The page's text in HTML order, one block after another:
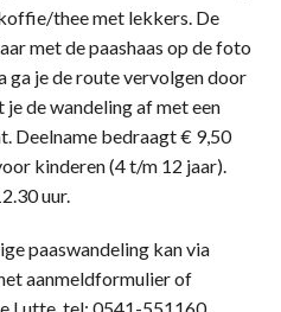
thee met lekkers. De
met de paashaas op de foto
ga je de route vervolgen door
de wandeling af met een
Deelname bedraagt € 9,50
kinderen (4 t/m 12 jaar).
uur.
paaswandeling kan via
aanmeldformulier of